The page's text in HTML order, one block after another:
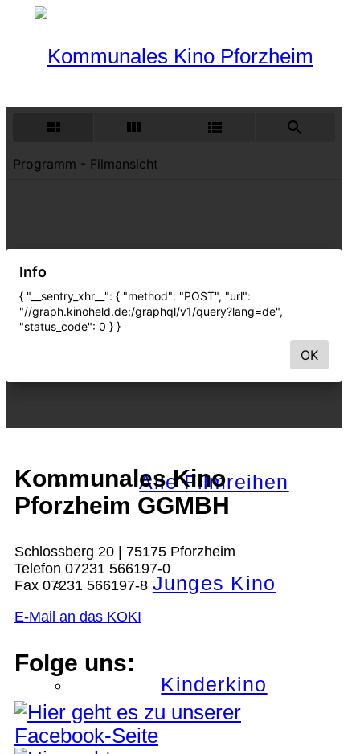
Programm
Nächster Monat
Alle Filmreihen
Junges Kino
Kinderkino
Kommunales Kino
Pforzheim GGMBH
Schlossberg 20 | 75175 Pforzheim
Telefon 07231 566197-0
Fax 07231 566197-8
E-Mail an das KOKI
Folge uns: